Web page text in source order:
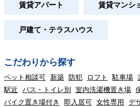
賃貸アパート 賃貸マンシ
戸建て・テラスハウス
こだわりから探す
ペット相談可 新築 防犯 ロフト 駐車場
駅近
バス・トイレ別 室内洗濯機置き場
バイク置き場付き
即入居可 女性専用 デ